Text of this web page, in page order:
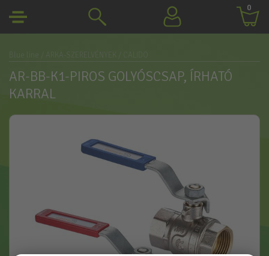
0
AR-BB-K1-PIROS GOLYÓSCSAP, ÍRHATÓ
KARRAL